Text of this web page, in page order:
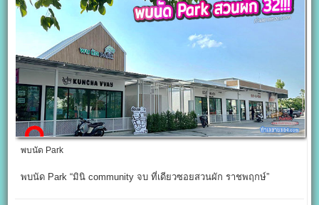
พบนัด Park
พบนัด Park “มินิ community จบ ที่เดียวซอยสวนผัก ราชพฤกษ์”